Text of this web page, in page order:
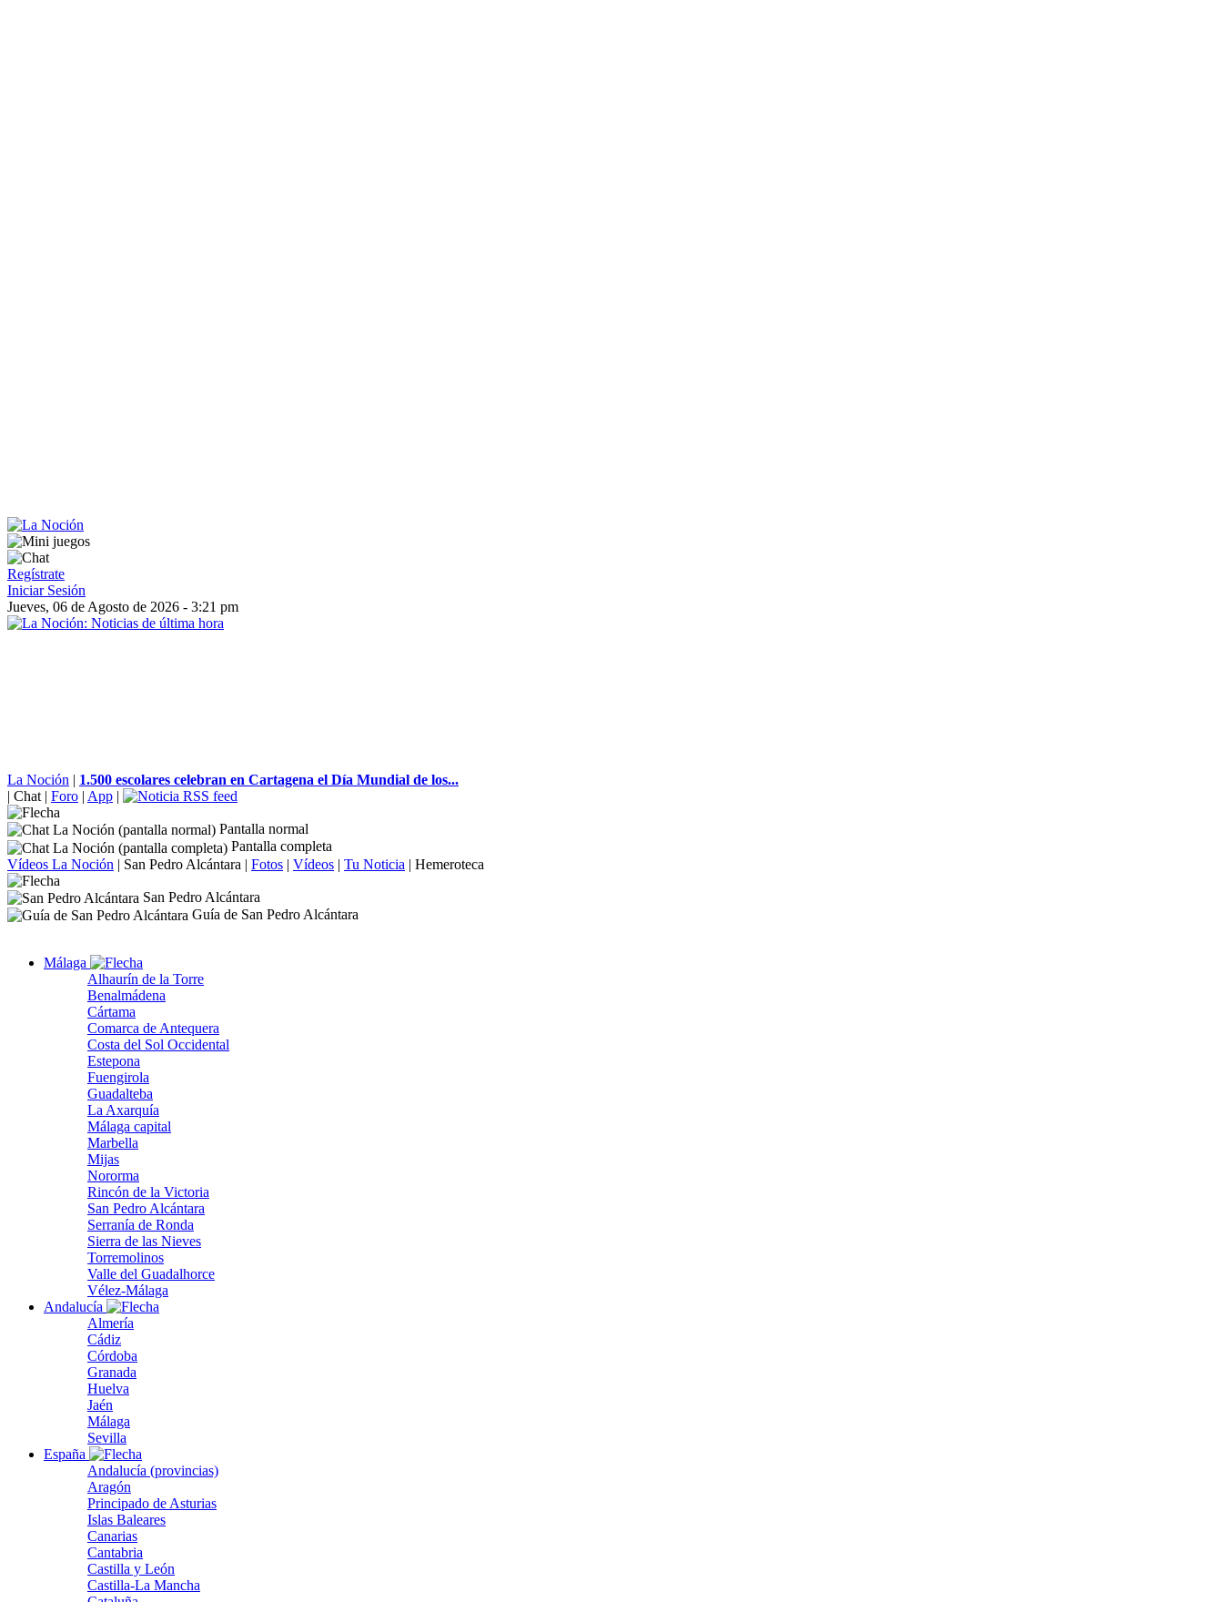
Regístrate
Iniciar Sesión
Jueves, 06 de Agosto de 2026 - 3:21 pm
La Noción | 1.500 escolares celebran en Cartagena el Día Mundial de los...
| Chat | Foro | App |
Pantalla normal
Pantalla completa
Vídeos La Noción | San Pedro Alcántara | Fotos | Vídeos | Tu Noticia | Hemeroteca
San Pedro Alcántara
Guía de San Pedro Alcántara
Málaga
Alhaurín de la Torre
Benalmádena
Cártama
Comarca de Antequera
Costa del Sol Occidental
Estepona
Fuengirola
Guadalteba
La Axarquía
Málaga capital
Marbella
Mijas
Nororma
Rincón de la Victoria
San Pedro Alcántara
Serranía de Ronda
Sierra de las Nieves
Torremolinos
Valle del Guadalhorce
Vélez-Málaga
Andalucía
Almería
Cádiz
Córdoba
Granada
Huelva
Jaén
Málaga
Sevilla
España
Andalucía (provincias)
Aragón
Principado de Asturias
Islas Baleares
Canarias
Cantabria
Castilla y León
Castilla-La Mancha